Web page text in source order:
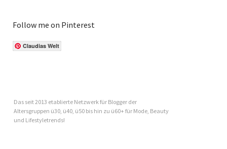
Follow me on Pinterest
Claudias Welt
Das seit 2013 etablierte Netzwerk für Blogger der
Altersgruppen ü30, ü40, ü50 bis hin zu ü60+ für Mode, Beauty
und Lifestyletrends!